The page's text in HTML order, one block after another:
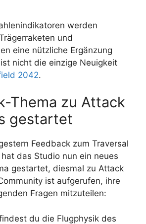
werden
und
eine nützliche Ergänzung
nicht die einzige Neuigkeit
2042.
Thema zu Attack
gestartet
Feedback zum Traversal
das Studio nun ein neues
gestartet, diesmal zu Attack
ist aufgerufen, ihre
Fragen mitzuteilen:
du die Flugphysik des